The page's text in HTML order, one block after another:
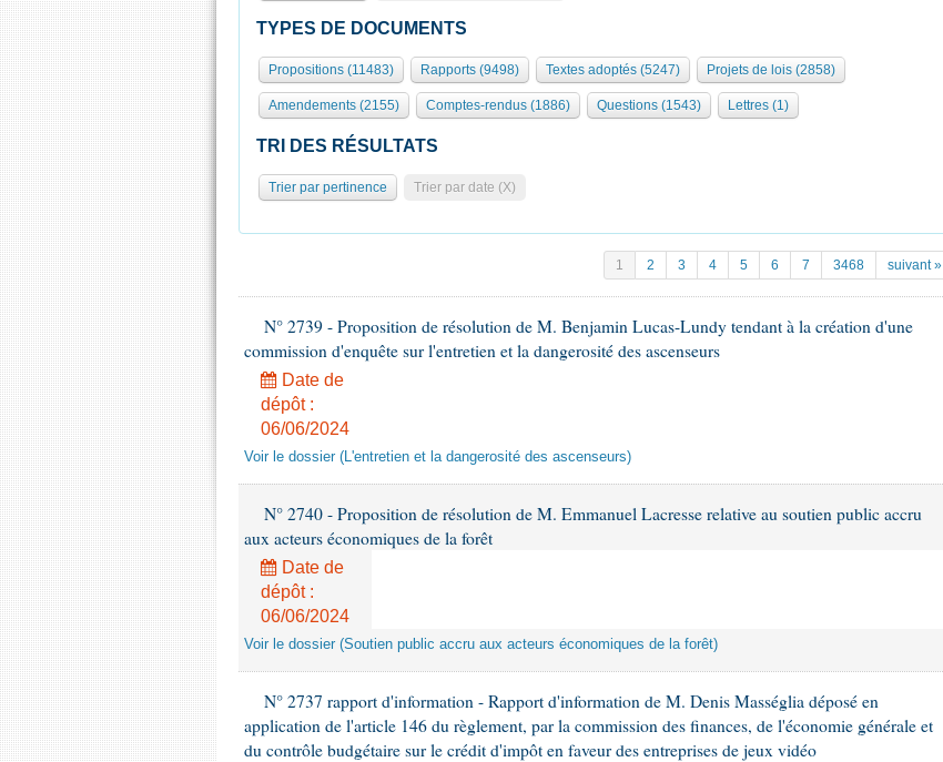
TYPES DE DOCUMENTS
Propositions (11483) Rapports (9498) Textes adoptés (5247) Projets de lois (2858)
Amendements (2155) Comptes-rendus (1886) Questions (1543) Lettres (1)
TRI DES RÉSULTATS
Trier par pertinence Trier par date (X)
1 2 3 4 5 6 7 3468 suivant »
N° 2739 - Proposition de résolution de M. Benjamin Lucas-Lundy tendant à la création d'une
commission d'enquête sur l'entretien et la dangerosité des ascenseurs
Date de
dépôt :
06/06/2024
Voir le dossier (L'entretien et la dangerosité des ascenseurs)
N° 2740 - Proposition de résolution de M. Emmanuel Lacresse relative au soutien public accru
aux acteurs économiques de la forêt
Date de
dépôt :
06/06/2024
Voir le dossier (Soutien public accru aux acteurs économiques de la forêt)
N° 2737 rapport d'information - Rapport d'information de M. Denis Masséglia déposé en
application de l'article 146 du règlement, par la commission des finances, de l'économie générale et
du contrôle budgétaire sur le crédit d'impôt en faveur des entreprises de jeux vidéo